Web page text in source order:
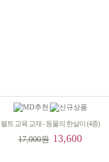
펠트 교육 교재 - 동물의 한살이 (4종)
17,000원 13,600